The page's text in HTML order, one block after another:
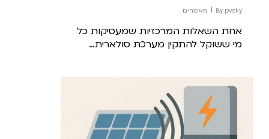
By pvsky מאמרים
אחת השאלות המרכזיות שמעסיקות כל
מי ששוקל להתקין מערכת סולארית…